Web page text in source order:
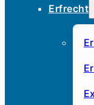
Erfrecht